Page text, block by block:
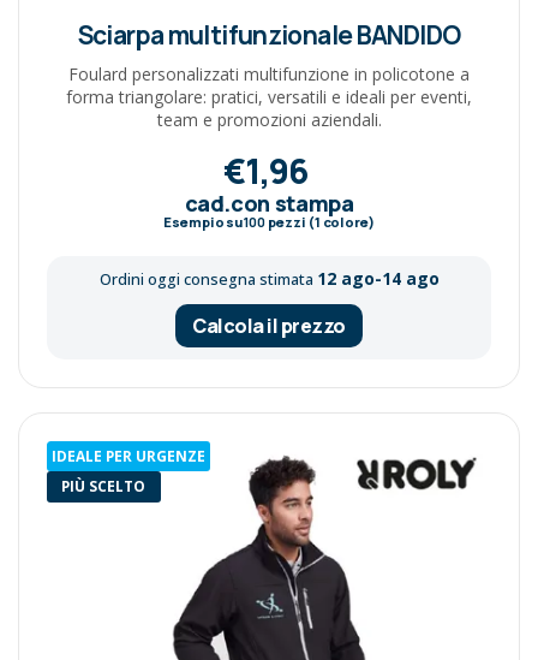
Sciarpa multifunzionale BANDIDO
Foulard personalizzati multifunzione in policotone a
forma triangolare: pratici, versatili e ideali per eventi,
team e promozioni aziendali.
€1,96
cad.con stampa
Esempio su100pezzi (1 colore)
Ordini oggi consegna stimata 12 ago-14 ago
Calcola il prezzo
IDEALE PER URGENZE
PIÙ SCELTO